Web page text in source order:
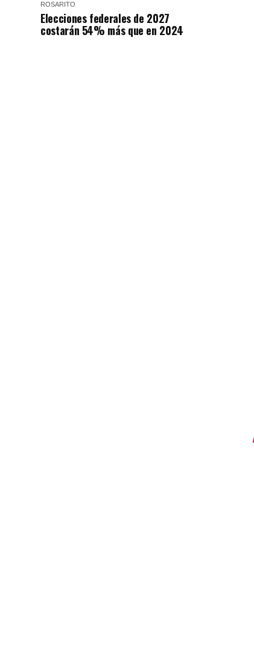
ROSARITO
Elecciones federales de 2027
costarán 54% más que en 2024